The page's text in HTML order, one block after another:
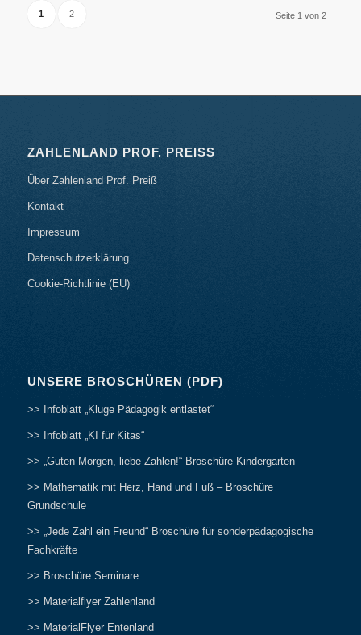
Seite 1 von 2
1 2
ZAHLENLAND PROF. PREISS
Über Zahlenland Prof. Preiß
Kontakt
Impressum
Datenschutzerklärung
Cookie-Richtlinie (EU)
UNSERE BROSCHÜREN (PDF)
>> Infoblatt „Kluge Pädagogik entlastet“
>> Infoblatt „KI für Kitas“
>> „Guten Morgen, liebe Zahlen!“ Broschüre Kindergarten
>> Mathematik mit Herz, Hand und Fuß – Broschüre
Grundschule
>> „Jede Zahl ein Freund“ Broschüre für sonderpädagogische
Fachkräfte
>> Broschüre Seminare
>> Materialflyer Zahlenland
>> MaterialFlyer Entenland